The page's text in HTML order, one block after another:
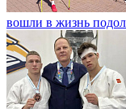
вошли в жизнь